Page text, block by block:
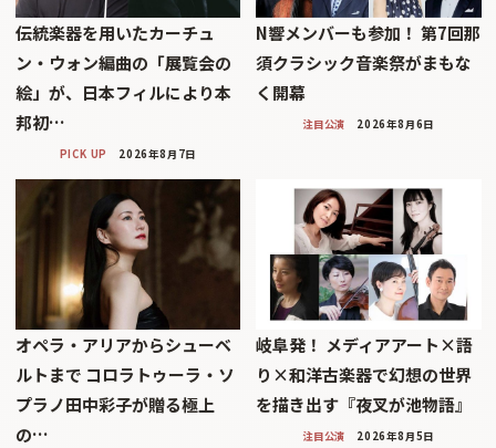
伝統楽器を用いたカーチュ
ン・ウォン編曲の「展覧会の
絵」が、日本フィルにより本
邦初…
PICK UP 2026年8月7日
N響メンバーも参加！ 第7回那
須クラシック音楽祭がまもな
く開幕
注目公演 2026年8月6日
オペラ・アリアからシューベ
ルトまで コロラトゥーラ・ソ
プラノ田中彩子が贈る極上
の…
岐阜発！ メディアアート×語
り×和洋古楽器で幻想の世界
を描き出す『夜叉が池物語』
注目公演 2026年8月5日